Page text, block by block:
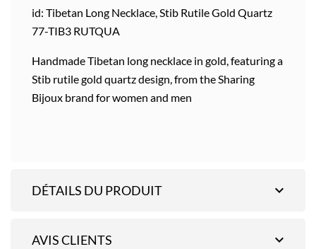
id: Tibetan Long Necklace, Stib Rutile Gold Quartz
77-TIB3 RUTQUA
Handmade Tibetan long necklace in gold, featuring a
Stib rutile gold quartz design, from the Sharing
Bijoux brand for women and men
expand_more
DÉTAILS DU PRODUIT
expand_more
AVIS CLIENTS